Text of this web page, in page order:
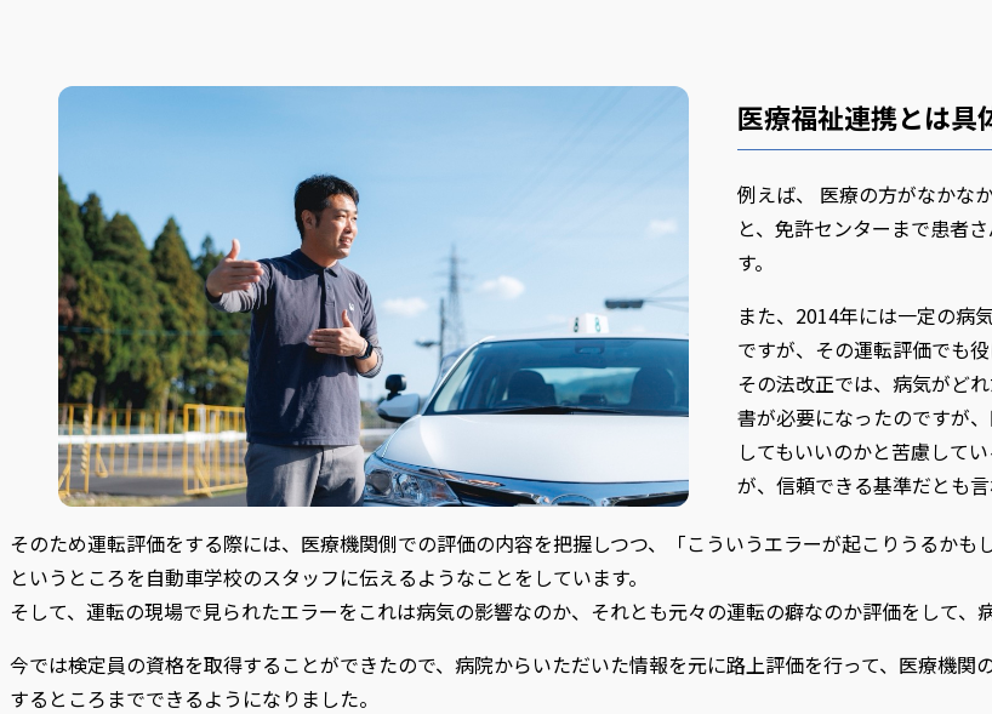
医療福祉連携とは具
例えば、 医療の方がなかな
と、免許センターまで患者
す。
また、2014年には一定の病
ですが、その運転評価でも
その法改正では、病気がど
書が必要になったのですが
してもいいのかと苦慮して
が、信頼できる基準だとも言
そのため運転評価をする際には、医療機関側での評価の内容を把握しつつ、「こういうエラーが起こりうるかも
というところを自動車学校のスタッフに伝えるようなことをしています。
そして、運転の現場で見られたエラーをこれは病気の影響なのか、それとも元々の運転の癖なのか評価をして、
今では検定員の資格を取得することができたので、病院からいただいた情報を元に路上評価を行って、医療機
するところまでできるようになりました。